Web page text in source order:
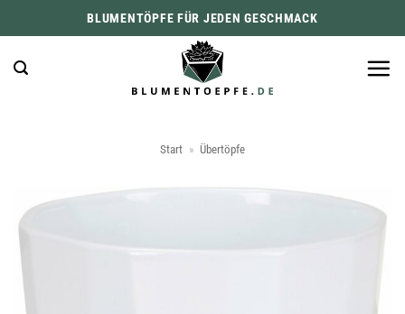
Inhalt
springen
BLUMENTÖPFE FÜR JEDEN GESCHMACK
Start » Übertöpfe